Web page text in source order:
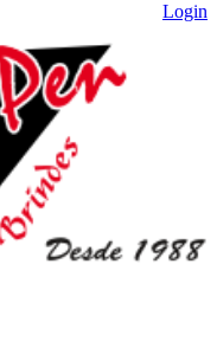
Login